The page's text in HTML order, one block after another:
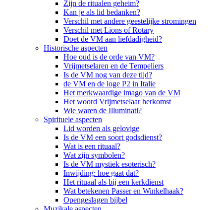
Zijn de ritualen geheim?
Kan je als lid bedanken?
Verschil met andere geestelijke stromingen
Verschil met Lions of Rotary
Doet de VM aan liefdadigheid?
Historische aspecten
Hoe oud is de orde van VM?
Vrijmetselaren en de Tempeliers
Is de VM nog van deze tijd?
de VM en de loge P2 in Italie
Het merkwaardige imago van de VM
Het woord Vrijmetselaar herkomst
Wie waren de Illuminati?
Spirituele aspecten
Lid worden als gelovige
Is de VM een soort godsdienst?
Wat is een rituaal?
Wat zijn symbolen?
Is de VM mystiek esoterisch?
Inwijding: hoe gaat dat?
Het rituaal als bij een kerkdienst
Wat betekenen Passer en Winkelhaak?
Opengeslagen bijbel